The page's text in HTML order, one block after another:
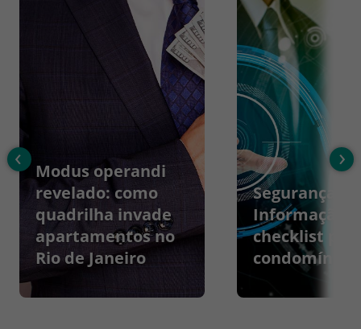
Modus operandi
revelado: como
quadrilha invade
apartamentos no
Rio de Janeiro
Segurança da
Informação:
checklist
condomínios
‹ ›